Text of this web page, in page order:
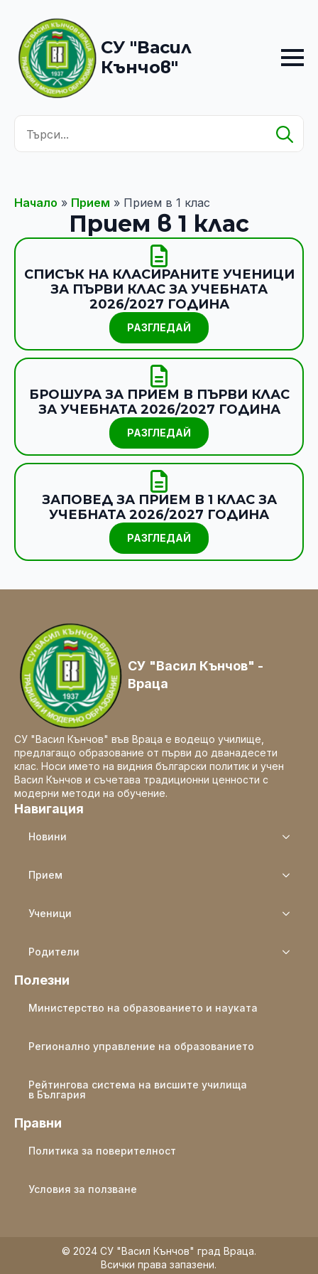
СУ "Васил
Кънчов"
Начало » Прием » Прием в 1 клас
Прием в 1 клас
СПИСЪК НА КЛАСИРАНИТЕ УЧЕНИЦИ
ЗА ПЪРВИ КЛАС ЗА УЧЕБНАТА
2026/2027 ГОДИНА
РАЗГЛЕДАЙ
БРОШУРА ЗА ПРИЕМ В ПЪРВИ КЛАС
ЗА УЧЕБНАТА 2026/2027 ГОДИНА
РАЗГЛЕДАЙ
ЗАПОВЕД ЗА ПРИЕМ В 1 КЛАС ЗА
УЧЕБНАТА 2026/2027 ГОДИНА
РАЗГЛЕДАЙ
СУ "Васил Кънчов" -
Враца
СУ "Васил Кънчов" във Враца е водещо училище,
предлагащо образование от първи до дванадесети
клас. Носи името на видния български политик и учен
Васил Кънчов и съчетава традиционни ценности с
модерни методи на обучение.
Навигация
Новини
Прием
Ученици
Родители
Полезни
Министерство на образованието и науката
Регионално управление на образованието
Рейтингова система на висшите училища
в България
Правни
Политика за поверителност
Условия за ползване
© 2024 СУ "Васил Кънчов" град Враца.
Всички права запазени.